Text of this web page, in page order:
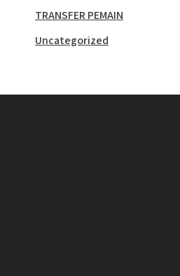
TRANSFER PEMAIN
Uncategorized